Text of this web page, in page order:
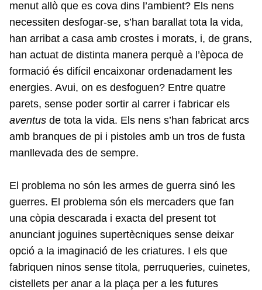
menut allò que es cova dins l’ambient? Els nens
necessiten desfogar-se, s’han barallat tota la vida,
han arribat a casa amb crostes i morats, i, de grans,
han actuat de distinta manera perquè a l’època de
formació és difícil encaixonar ordenadament les
energies. Avui, on es desfoguen? Entre quatre
parets, sense poder sortir al carrer i fabricar els
aventus de tota la vida. Els nens s’han fabricat arcs
amb branques de pi i pistoles amb un tros de fusta
manllevada des de sempre.
El problema no són les armes de guerra sinó les
guerres. El problema són els mercaders que fan
una còpia descarada i exacta del present tot
anunciant joguines supertècniques sense deixar
opció a la imaginació de les criatures. I els que
fabriquen ninos sense titola, perruqueries, cuinetes,
cistellets per anar a la plaça per a les futures